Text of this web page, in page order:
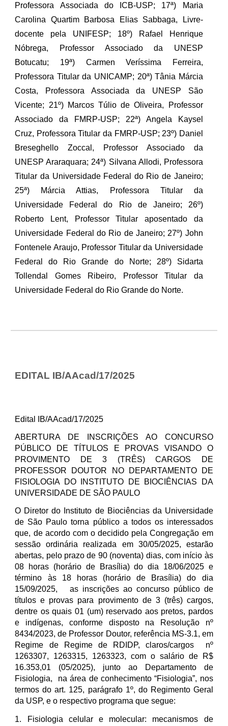
Professora Associada do ICB-USP; 17ª) Maria
Carolina Quartim Barbosa Elias Sabbaga, Livre-
docente pela UNIFESP; 18º) Rafael Henrique
Nóbrega, Professor Associado da UNESP
Botucatu; 19ª) Carmen Veríssima Ferreira,
Professora Titular da UNICAMP; 20ª) Tânia Márcia
Costa, Professora Associada da UNESP São
Vicente; 21º) Marcos Túlio de Oliveira, Professor
Associado da FMRP-USP; 22ª) Angela Kaysel
Cruz, Professora Titular da FMRP-USP; 23º) Daniel
Breseghello Zoccal, Professor Associado da
UNESP Araraquara; 24ª) Silvana Allodi, Professora
Titular da Universidade Federal do Rio de Janeiro;
25ª) Márcia Attias, Professora Titular da
Universidade Federal do Rio de Janeiro; 26º)
Roberto Lent, Professor Titular aposentado da
Universidade Federal do Rio de Janeiro; 27º) John
Fontenele Araujo, Professor Titular da Universidade
Federal do Rio Grande do Norte; 28º) Sidarta
Tollendal Gomes Ribeiro, Professor Titular da
Universidade Federal do Rio Grande do Norte.
EDITAL IB/AAcad/17/2025
Edital IB/AAcad/17/2025
ABERTURA DE INSCRIÇÕES AO CONCURSO
PÚBLICO DE TÍTULOS E PROVAS VISANDO O
PROVIMENTO DE 3 (TRÊS) CARGOS DE
PROFESSOR DOUTOR NO DEPARTAMENTO DE
FISIOLOGIA DO INSTITUTO DE BIOCIÊNCIAS DA
UNIVERSIDADE DE SÃO PAULO
O Diretor do Instituto de Biociências da Universidade
de São Paulo torna público a todos os interessados
que, de acordo com o decidido pela Congregação em
sessão ordinária realizada em 30/05/2025, estarão
abertas, pelo prazo de 90 (noventa) dias, com início às
08 horas (horário de Brasília) do dia 18/06/2025 e
término às 18 horas (horário de Brasília) do dia
15/09/2025, as inscrições ao concurso público de
títulos e provas para provimento de 3 (três) cargos,
dentre os quais 01 (um) reservado aos pretos, pardos
e indígenas, conforme disposto na Resolução nº
8434/2023, de Professor Doutor, referência MS-3.1, em
Regime de Regime de RDIDP, claros/cargos nº
1263307, 1263315, 1263323, com o salário de R$
16.353,01 (05/2025), junto ao Departamento de
Fisiologia, na área de conhecimento “Fisiologia”, nos
termos do art. 125, parágrafo 1º, do Regimento Geral
da USP, e o respectivo programa que segue:
1. Fisiologia celular e molecular: mecanismos de